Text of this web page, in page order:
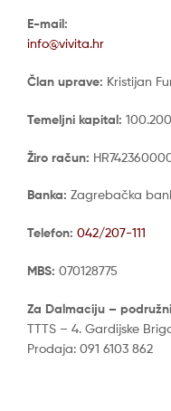
E-mail:
info@vivita.hr
Član uprave: Kristijan
Temeljni kapital:
Žiro račun:
Banka: Zagrebačka
Telefon: 042/207-111
MBS: 070128775
Za Dalmaciju –
TTTS – 4. Gardijske
Prodaja: 091 6103 862